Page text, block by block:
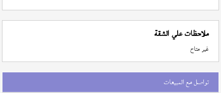
ملاحظات علي الشقة
غير متاح
تواصل مع المبيعات